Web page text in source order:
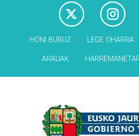
HONI BURUZ LEGE OHARRA
ARAUAK